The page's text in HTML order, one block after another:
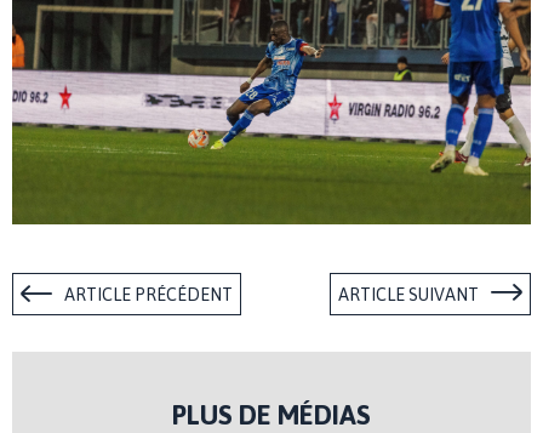
ARTICLE PRÉCÉDENT ARTICLE SUIVANT
PLUS DE MÉDIAS